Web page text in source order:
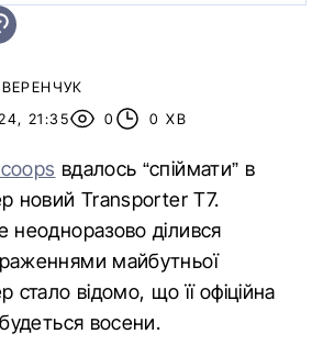
21:35
0 0 ХВ
вдалось “спіймати” в
новий Transporter T7.
неодноразово ділився
майбутньої
стало відомо, що її офіційна
восени.